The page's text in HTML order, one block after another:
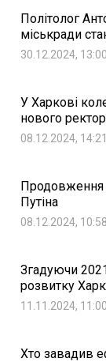
Політолог
міськради
30.12.2024, 13:00
У Харкові
нового
08.12.2024, 14:21
Продовження
Путіна
08.12.2024, 10:58
Згадуючи
розвитку
11.11.2024, 11:00
Хто завадив